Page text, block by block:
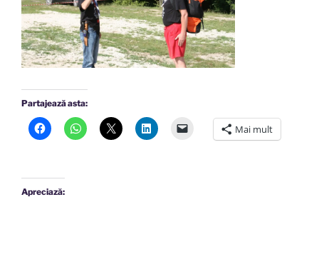
Partajează asta:
Mai mult
Apreciază: